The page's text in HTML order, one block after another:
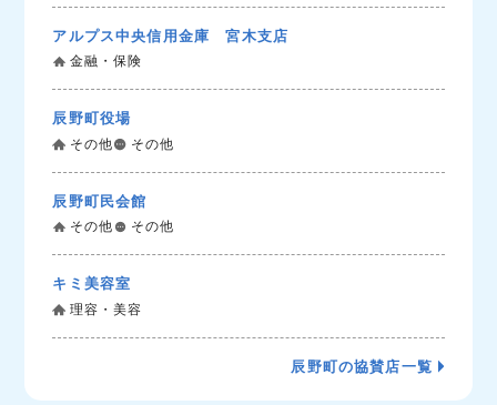
アルプス中央信用金庫 宮木支店
金融・保険
辰野町役場
その他 その他
辰野町民会館
その他 その他
キミ美容室
理容・美容
辰野町の協賛店一覧